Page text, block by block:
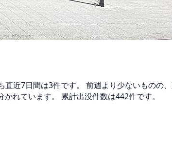
近7日間は3件です。 前週より少ないものの
れています。 累計出没件数は442件です。